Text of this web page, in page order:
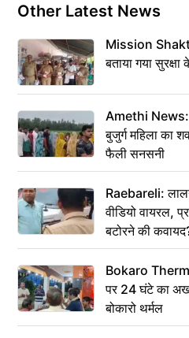
Other Latest News
Mission
बताया गया
Amethi News:
बुजुर्ग महिला का
फैली सनसनी
Raebareli:
वीडियो वायरल,
बटोरने की
Bokaro
पर 24 घंटे का
बोकारो थर्मल